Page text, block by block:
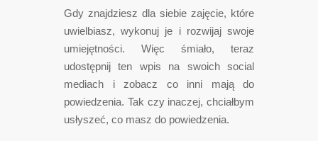
Gdy znajdziesz dla siebie zajęcie, które
uwielbiasz, wykonuj je i rozwijaj swoje
umiejętności. Więc śmiało, teraz
udostępnij ten wpis na swoich social
mediach i zobacz co inni mają do
powiedzenia. Tak czy inaczej, chciałbym
usłyszeć, co masz do powiedzenia.